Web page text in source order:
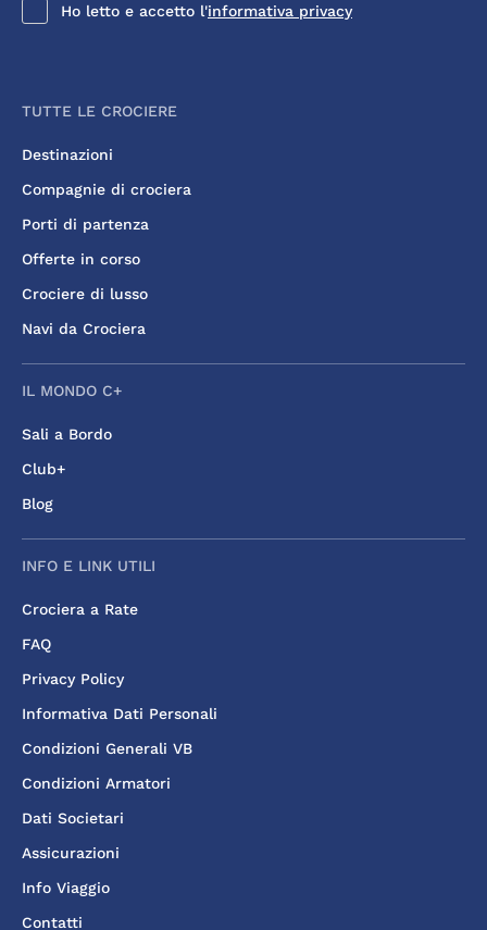
Ho letto e accetto l'informativa privacy
TUTTE LE CROCIERE
Destinazioni
Compagnie di crociera
Porti di partenza
Offerte in corso
Crociere di lusso
Navi da Crociera
IL MONDO C+
Sali a Bordo
Club+
Blog
INFO E LINK UTILI
Crociera a Rate
FAQ
Privacy Policy
Informativa Dati Personali
Condizioni Generali VB
Condizioni Armatori
Dati Societari
Assicurazioni
Info Viaggio
Contatti